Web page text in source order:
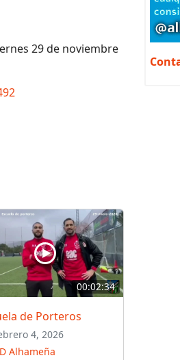
29 de noviembre
00:02:34
de Porteros
4, 2026
Alhameña